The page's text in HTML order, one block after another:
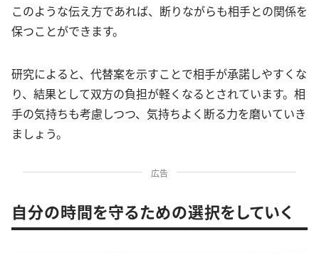
このような伝え方であれば、断りながらも相手との関係を
保つことができます。
研究によると、代替案を示すことで相手が承諾しやすくな
り、結果として双方の負担が軽くなるとされています。相
手の気持ちも考慮しつつ、気持ちよく断る力を磨いていき
ましょう。
広告
自分の時間を守るための選択をしていく